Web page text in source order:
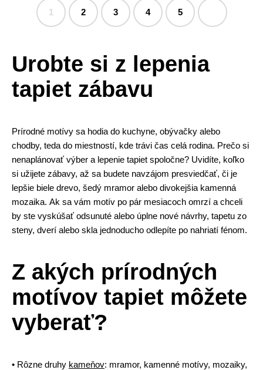
1 2 3 4 5
Urobte si z lepenia
tapiet zábavu
Prírodné motívy sa hodia do kuchyne, obývačky alebo
chodby, teda do miestností, kde trávi čas celá rodina. Prečo si
nenaplánovať výber a lepenie tapiet spoločne? Uvidíte, koľko
si užijete zábavy, až sa budete navzájom presviedčať, či je
lepšie biele drevo, šedý mramor alebo divokejšia kamenná
mozaika. Ak sa vám motív po pár mesiacoch omrzí a chceli
by ste vyskúšať odsunuté alebo úplne nové návrhy, tapetu zo
steny, dverí alebo skla jednoducho odlepíte po nahriatí fénom.
Z akých prírodných
motívov tapiet môžete
vyberať?
• Rôzne druhy kameňov: mramor, kamenné motívy, mozaiky,